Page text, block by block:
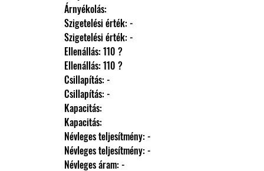
                Árnyékolás:
                Szigetelési érték: -
                Szigetelési érték: -
                Ellenállás: 110 ?
                Ellenállás: 110 ?
                Csillapítás: -
                Csillapítás: -
                Kapacitás:
                Kapacitás:
                Névleges teljesítmény: -
                Névleges teljesítmény: -
                Névleges áram: -